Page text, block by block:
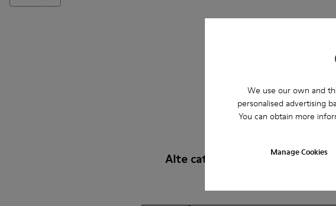
We use our own and
personalised advertising
You can obtain more
Manage Cookies
Alte categorii